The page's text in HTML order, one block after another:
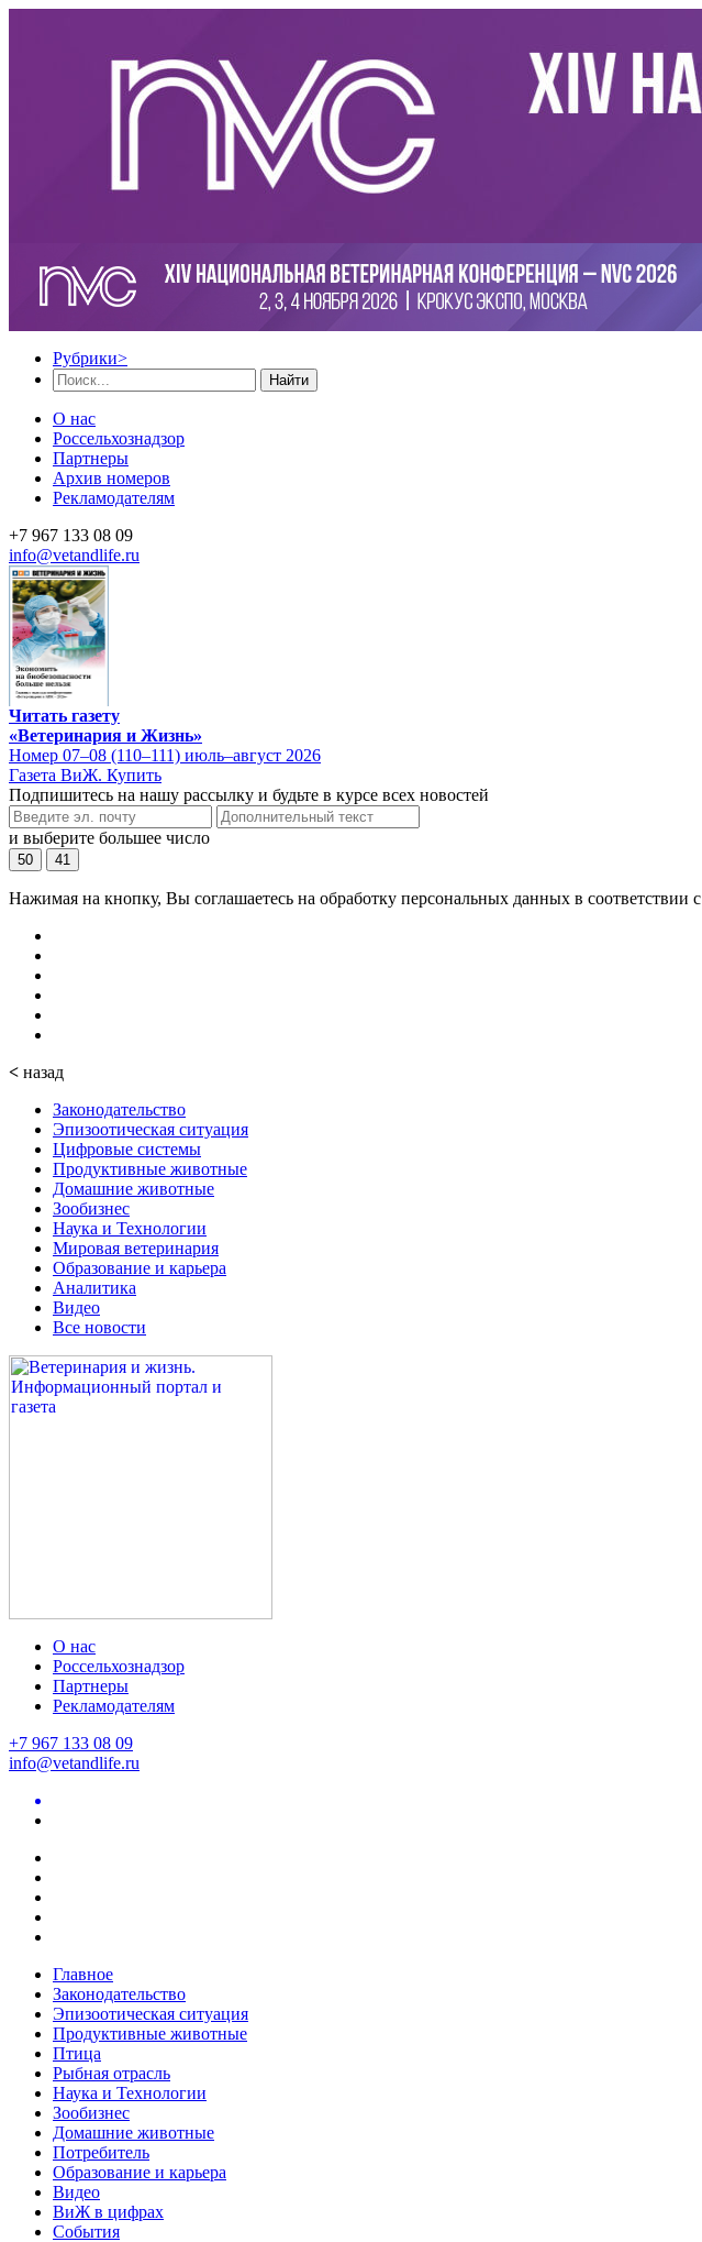
Рубрики>
Найти
О нас
Россельхознадзор
Партнеры
Архив номеров
Рекламодателям
+7 967 133 08 09
info@vetandlife.ru
Читать газету
«Ветеринария и Жизнь»
Номер 07–08 (110–111) июль–август 2026
Газета ВиЖ. Купить
Подпишитесь на нашу рассылку и будьте в курсе всех новостей
и выберите большее число
50 41
Нажимая на кнопку, Вы соглашаетесь на обработку персональных данных в соответствии с
< назад
Законодательство
Эпизоотическая ситуация
Цифровые системы
Продуктивные животные
Домашние животные
Зообизнес
Наука и Технологии
Мировая ветеринария
Образование и карьера
Аналитика
Видео
Все новости
О нас
Россельхознадзор
Партнеры
Рекламодателям
+7 967 133 08 09
info@vetandlife.ru
Главное
Законодательство
Эпизоотическая ситуация
Продуктивные животные
Птица
Рыбная отрасль
Наука и Технологии
Зообизнес
Домашние животные
Потребитель
Образование и карьера
Видео
ВиЖ в цифрах
События